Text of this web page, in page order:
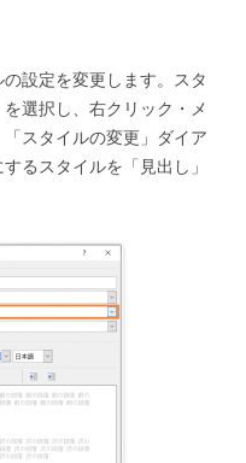
設定を変更します。スタ
選択し、右クリック・メ
スタイルの変更」ダイア
るスタイルを「見出し」